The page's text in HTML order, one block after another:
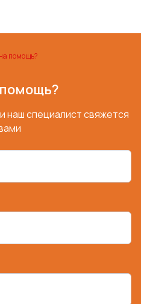
наш специалист свяжется